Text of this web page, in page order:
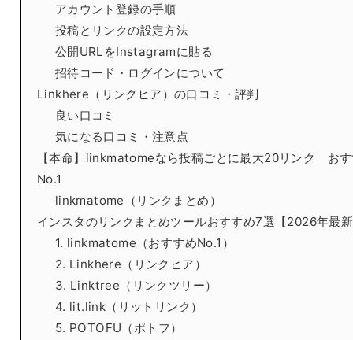
アカウント登録の手順
投稿とリンクの設定方法
公開URLをInstagramに貼る
招待コード・ログインについて
Linkhere（リンクヒア）の口コミ・評判
良い口コミ
気になる口コミ・注意点
【本命】linkmatomeなら投稿ごとに最大20リンク｜お
No.1
linkmatome（リンクまとめ）
インスタのリンクまとめツールおすすめ7選【2026年最
1. linkmatome（おすすめNo.1）
2. Linkhere（リンクヒア）
3. Linktree（リンクツリー）
4. lit.link（リットリンク）
5. POTOFU（ポトフ）